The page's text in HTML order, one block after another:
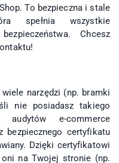
To bezpieczna i stale
spełnia wszystkie
Chcesz
narzędzi (np. bramki
nie posiadasz takiego
audytów e-commerce
bezpiecznego certyfikatu
Dzięki certyfikatowi
na Twojej stronie (np.